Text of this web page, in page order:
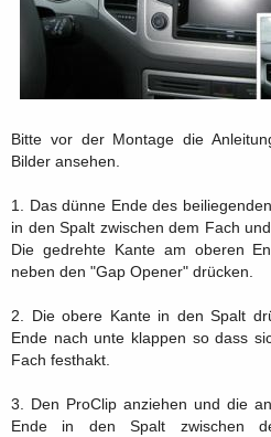
Bitte vor der Montage die
Bilder ansehen.
1. Das dünne Ende des
in den Spalt zwischen dem Fach
Die gedrehte Kante am oberen
neben den "Gap Opener" drücken.
2. Die obere Kante in den Spalt
Ende nach unte klappen so dass
Fach festhakt.
3. Den ProClip anziehen und die
Ende in den Spalt zwischen